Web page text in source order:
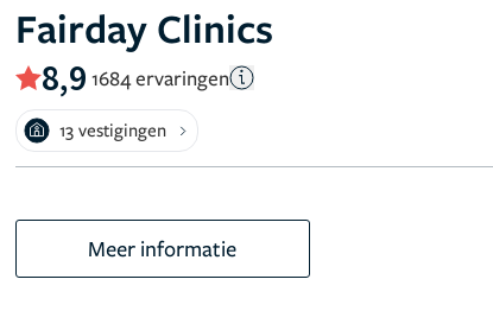
Fairday Clinics
8,9 1684 ervaringen
13 vestigingen
Meer informatie